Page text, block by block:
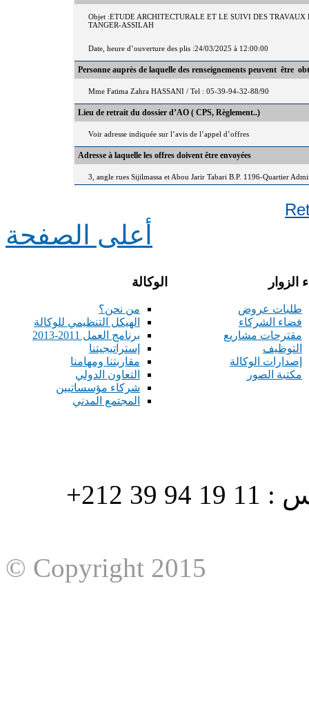
Objet :ETUDE ARCHITECTURALE ET LE SUIVI DES
TANGER-ASSILAH
Date, heure d’ouverture des plis :24/03/2025 à 12:00:00
Personne auprès de laquelle des renseignements peuvent être
Mme Fatima Zahra HASSANI / Tel : 05-39-94-32-88/90
Lieu de retrait du dossier d’AO ( CPS, Règlement..)
Voir adresse indiquée sur l’avis de l’appel d’offres
Adresse à laquelle les offres doivent être envoyées
3, angle rues Sijilmassa et Abou Jarir Tabari B.P. 1196-Quartier
أعلى الصفحة
الوكالة
من نحن؟
الهيكل التنظيمي للوكالة
برنامج العمل 2011-2013
إستراتيجيتنا
مقاربتنا ومهامنا
التعاون الدولي
شركاء مؤسساتيين
المجتمع المدني
الزوار
طلبات عروض
فضاء الشركاء
مقترحات مشاريع
التوظيف
إصدارات الوكالة
مكتبة الصور
هاتف : 90/88 32 94 39 212+ فاكس : 11 19 94 39 212+
© Copyright 2015